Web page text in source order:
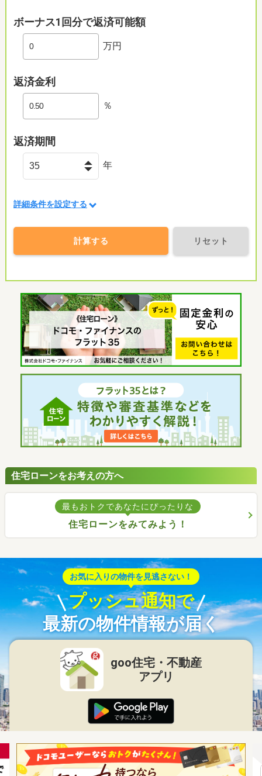
ボーナス1回分で返済可能額
万円
返済金利
％
返済期間
年
詳細条件を設定する
計算する リセット
住宅ローンをお考えの方へ
最もおトクであなたにぴったりな
住宅ローンをみてみよう！
お気に入りの物件を見逃さない！
プッシュ通知で
最新の物件情報が届く
goo住宅・不動産
アプリ